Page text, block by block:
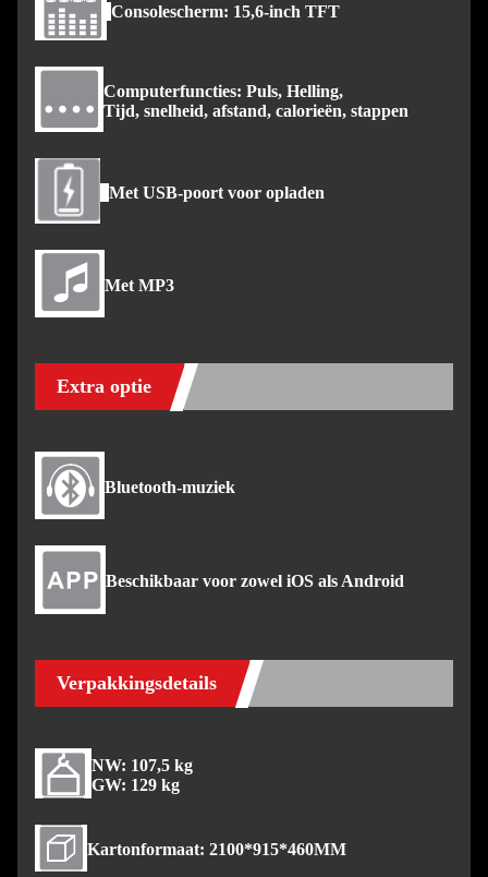
Consolescherm: 15,6-inch TFT
Computerfuncties: Puls, Helling,
Tijd, snelheid, afstand, calorieën, stappen
Met USB-poort voor opladen
Met MP3
Extra optie
Bluetooth-muziek
Beschikbaar voor zowel iOS als Android
Verpakkingsdetails
NW: 107,5 kg
GW: 129 kg
Kartonformaat: 2100*915*460MM